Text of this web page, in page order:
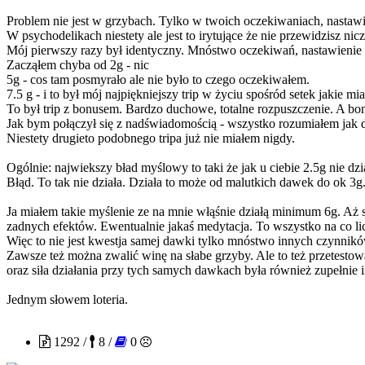
Problem nie jest w grzybach. Tylko w twoich oczekiwaniach,
W psychodelikach niestety ale jest to irytujące że nie przewidzisz
Mój pierwszy razy był identyczny. Mnóstwo oczekiwań,
Zacząłem chyba od 2g - nic
5g - cos tam posmyrało ale nie było to czego oczekiwałem.
7.5 g - i to był mój najpiękniejszy trip w życiu spośród setek jakie
To był trip z bonusem. Bardzo duchowe, totalne rozpuszczenie. A
Jak bym połączył się z nadświadomością - wszystko rozumiałem
Niestety drugieto podobnego tripa już nie miałem nigdy.
Ogólnie: najwiekszy bład myślowy to taki że jak u ciebie 2.5g nie
Błąd. To tak nie działa. Działa to może od malutkich dawek do ok
Ja miałem takie myślenie ze na mnie włąśnie działą minimum 6g.
zadnych efektów. Ewentualnie jakaś medytacja. To wszystko na co
Więc to nie jest kwestja samej dawki tylko mnóstwo innych
Zawsze też można zwalić winę na słabe grzyby. Ale to też
oraz siła działania przy tych samych dawkach była również
Jednym słowem loteria.
1292 /
8 / 0